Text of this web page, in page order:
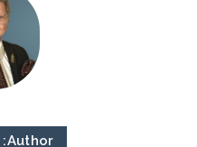
Author: